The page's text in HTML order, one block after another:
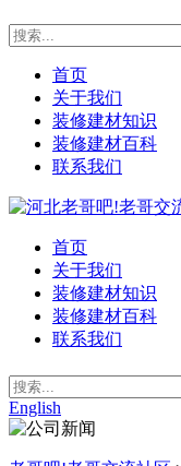
首页
关于我们
装修建材知识
装修建材百科
联系我们
首页
关于我们
装修建材知识
装修建材百科
联系我们
English